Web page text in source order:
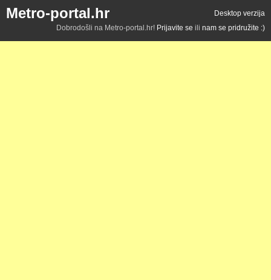
Metro-portal.hr
Desktop verzija
Dobrodošli na Metro-portal.hr! Prijavite se ili nam se pridružite :)